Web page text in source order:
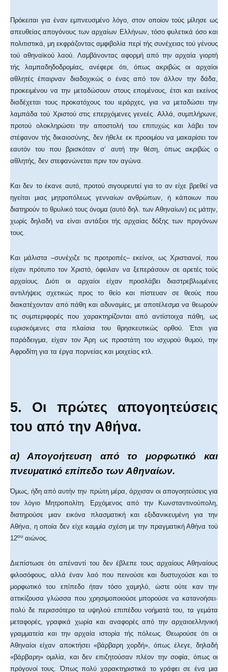
Πρόκειται για έναν εμπνευσμένο λόγο, στον οποίον τούς μίλησε ως
απευθείας απογόνους των αρχαίων Ελλήνων, τόσο φυλετικά όσο και
πολιτιστικά, μη εκφράζοντας αμφιβολία περί τής συνέχειας τού γένους
τού αθηναϊκού λαού. Λαμβάνοντας αφορμή από την αρχαία γιορτή
τής λαμπαδηδοδρομίας, ανέφερε ότι, όπως ακριβώς οι αρχαίοι
αθλητές έπαιρναν διαδοχικώς ο ένας από τον άλλον την δάδα,
προκειμένου να την μεταδώσουν στους επομένους, έτσι και εκείνος
διαδέχεται τους προκατόχους του ιεράρχες, για να μεταδώσει την
λαμπάδα τού Χριστού στις επερχόμενες γενεές. Αλλά, συμπλήρωνε,
προτού ολοκληρώσει την αποστολή του επιτυχώς και λάβει τον
στέφανον τής δικαιοσύνης, δεν ήθελε εκ προοιμίου να μακαρίσει τον
εαυτόν του που βρισκόταν σ’ αυτή την θέση, όπως ακριβώς ο
αθλητής, δεν στεφανώνεται πριν τον αγώνα.
Και δεν το έκανε αυτό, προτού σιγουρευτεί για το αν είχε βρεθεί να
ηγείται μιας μητροπόλεως γενναίων ανθρώπων, ή κάποιων που
διατηρούν το θρυλικό τους όνομα (αυτό δηλ. των Αθηναίων) εις μάτην,
χωρίς δηλαδή να είναι αντάξιοι τής αρχαίας δόξης των προγόνων
τους.
Και μάλιστα –συνέχιζε τις προτροπές– εκείνοι, ως Χριστιανοί, που
είχαν πρότυπο τον Χριστό, όφειλαν να ξεπεράσουν σε αρετές τούς
αρχαίους. Διότι οι αρχαίοι είχαν προσλάβει διαστρεβλωμένες
αντιλήψεις σχετικώς προς το θείο και πίστευαν σε θεούς που
διακατέχονταν από πάθη και αδυναμίες, με αποτέλεσμα να θεωρούν
τις συμπεριφορές που χαρακτηρίζονται από αντίστοιχα πάθη, ως
ευρισκόμενες στα πλαίσια του θρησκευτικώς ορθού. Έτσι για
παράδειγμα, είχαν τον Άρη ως προστάτη του ισχυρού θυμού, την
Αφροδίτη για τα έργα πορνείας και μοιχείας κτλ.
5. Οι πρώτες απογοητεύσεις
του από την Αθήνα.
α) Απογοήτευση από το μορφωτικό και
πνευματικό επίπεδο των Αθηναίων.
Όμως, ήδη από αυτήν την πρώτη μέρα, άρχισαν οι απογοητεύσεις για
τον λόγιο Μητροπολίτη. Ερχόμενος από την Κωνσταντινούπολη,
διατηρούσε μιαν εικόνα πλασματική και εξιδανικευμένη για την
Αθήνα, η οποία δεν είχε καμμία σχέση με την πραγματική Αθήνα τού
12ου αιώνος.
Διεπίστωσε ότι απέναντί του δεν έβλεπε τους αρχαίους Αθηναίους
φιλοσόφους, αλλά έναν λαό που πεινούσε και δυστυχούσε και το
μορφωτικό του επίπεδο ήταν τόσο χαμηλό, ώστε ούτε καν την
αττικίζουσα γλώσσα που χρησιμοποιούσε μπορούσε να κατανοήσει·
πολύ δε περισσότερο τα υψηλού επιπέδου νοήματά του, τα γεμάτα
μεταφορές, γραφικά χωρία και αναφορές από την αρχαιοελληνική
γραμματεία και την αρχαία ιστορία τής πόλεως. Θεωρούσε ότι οι
Αθηναίοι είχαν αποκτήσει «βάρβαρη χορδή», όπως έλεγε, δηλαδή
«βάρβαρη» ομιλία, και δεν επιζητούσαν πλέον την σοφία, όπως οι
πρόγονοί τους. Όπως πολύ χαρακτηριστικά το γράφει σε ένα μια